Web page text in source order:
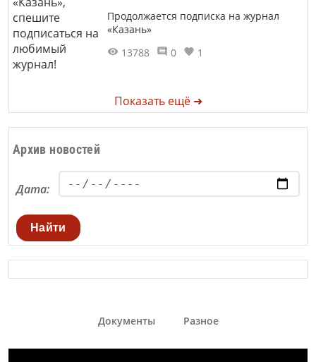
Продолжается подписка на журнал
«Казань»
13788
0 1
Показать ещё ➜
Архив новостей
Дата:
Найти
Документы Разное